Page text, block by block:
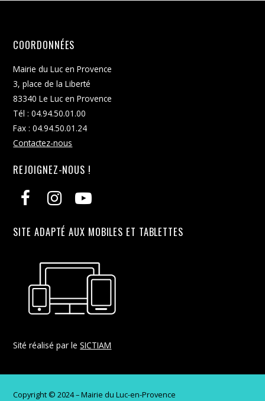
COORDONNÉES
Mairie du Luc en Provence
3, place de la Liberté
83340 Le Luc en Provence
Tél : 04.94.50.01.00
Fax : 04.94.50.01.24
Contactez-nous
REJOIGNEZ-NOUS !
SITE ADAPTÉ AUX MOBILES ET TABLETTES
Sité réalisé par leSICTIAM
Copyright © 2024 – Mairie du Luc-en-Provence